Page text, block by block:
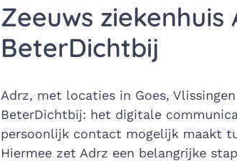
Zeeuws
BeterDichtbij
Adrz, met locaties in Goes,
BeterDichtbij: het digitale
persoonlijk contact mogelijk maakt
Hiermee zet Adrz een belangrijke